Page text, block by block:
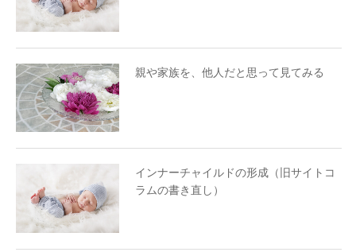
親や家族を、他人だと思って見てみる
インナーチャイルドの形成（旧サイトコ
ラムの書き直し）